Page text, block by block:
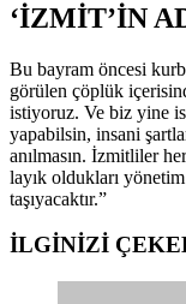
‘İZMİT’İN
Bu bayram öncesi
görülen çöplük
istiyoruz. Ve biz yine
yapabilsin, insani
anılmasın. İzmitliler
layık oldukları
taşıyacaktır.”
İLGİNİZİ